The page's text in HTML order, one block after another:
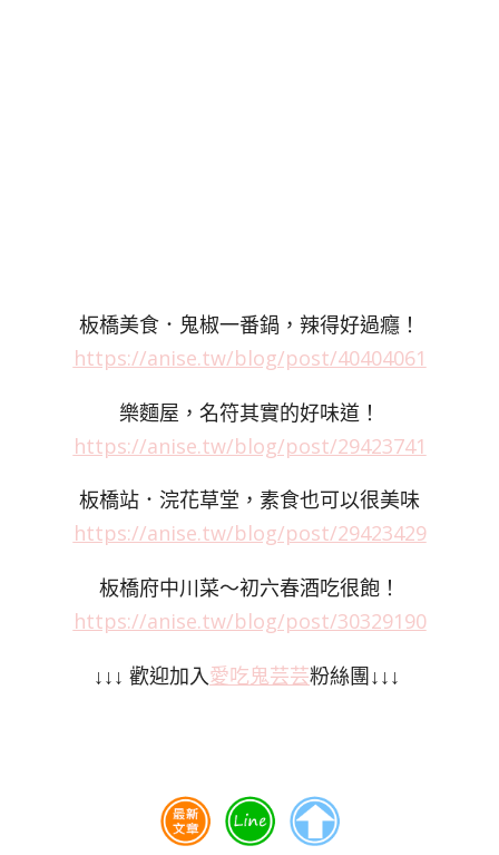
板橋美食．鬼椒一番鍋，辣得好過癮！
https://anise.tw/blog/post/40404061
樂麵屋，名符其實的好味道！
https://anise.tw/blog/post/29423741
板橋站．浣花草堂，素食也可以很美味
https://anise.tw/blog/post/29423429
板橋府中川菜～初六春酒吃很飽！
https://anise.tw/blog/post/30329190
↓↓↓ 歡迎加入愛吃鬼芸芸粉絲團↓↓↓